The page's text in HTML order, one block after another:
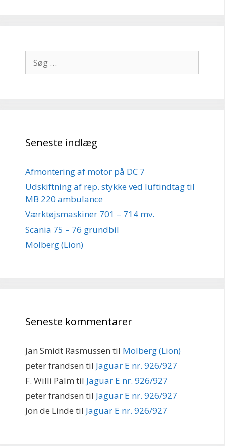
efter:
Seneste indlæg
Afmontering af motor på DC 7
Udskiftning af rep. stykke ved luftindtag til
MB 220 ambulance
Værktøjsmaskiner 701 – 714 mv.
Scania 75 – 76 grundbil
Molberg (Lion)
Seneste kommentarer
Jan Smidt Rasmussen til Molberg (Lion)
peter frandsen til Jaguar E nr. 926/927
F. Willi Palm til Jaguar E nr. 926/927
peter frandsen til Jaguar E nr. 926/927
Jon de Linde til Jaguar E nr. 926/927